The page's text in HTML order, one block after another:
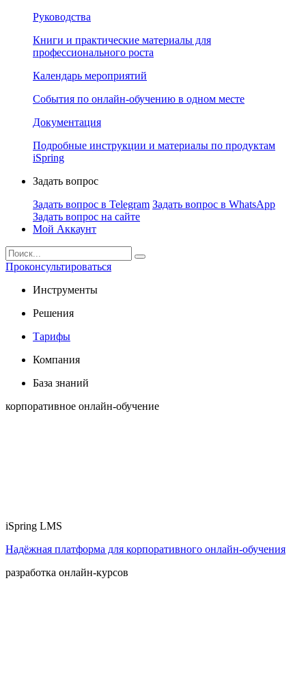
Руководства
Книги и практические материалы для
профессионального роста
Календарь мероприятий
События по онлайн-обучению в одном месте
Документация
Подробные инструкции и материалы по продуктам
iSpring
Задать вопрос
Задать вопрос в Telegram Задать вопрос в WhatsApp
Задать вопрос на сайте
Мой Аккаунт
Проконсультироваться
Инструменты
Решения
Тарифы
Компания
База знаний
корпоративное онлайн-обучение
iSpring LMS
Надёжная платформа для корпоративного онлайн‑обучения
разработка онлайн-курсов